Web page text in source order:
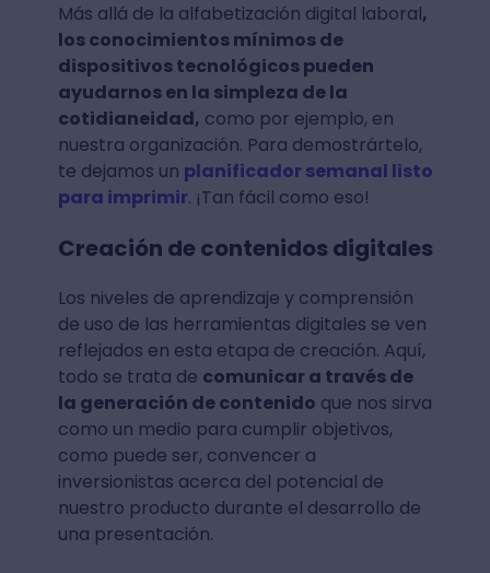
Más allá de la alfabetización digital laboral,
los conocimientos mínimos de
dispositivos tecnológicos pueden
ayudarnos en la simpleza de la
cotidianeidad, como por ejemplo, en
nuestra organización. Para demostrártelo,
te dejamos un planificador semanal listo
para imprimir. ¡Tan fácil como eso!
Creación de contenidos digitales
Los niveles de aprendizaje y comprensión
de uso de las herramientas digitales se ven
reflejados en esta etapa de creación. Aquí,
todo se trata de comunicar a través de
la generación de contenido que nos sirva
como un medio para cumplir objetivos,
como puede ser, convencer a
inversionistas acerca del potencial de
nuestro producto durante el desarrollo de
una presentación.